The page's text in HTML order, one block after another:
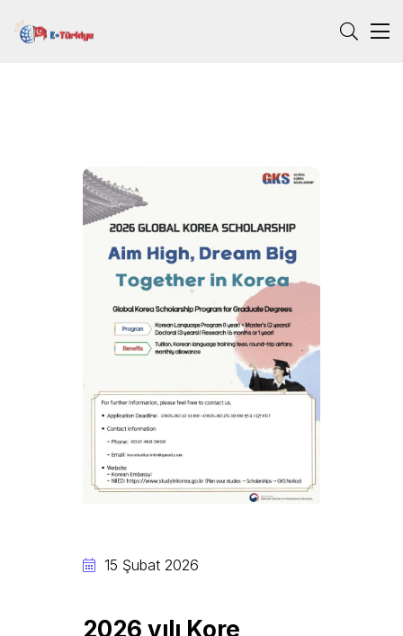
15 Şubat 2026
2026 yılı Kore